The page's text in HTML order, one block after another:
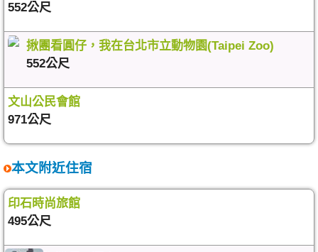
552公尺
揪團看圓仔，我在台北市立動物園(Taipei Zoo)
552公尺
文山公民會館
971公尺
本文附近住宿
印石時尚旅館
495公尺